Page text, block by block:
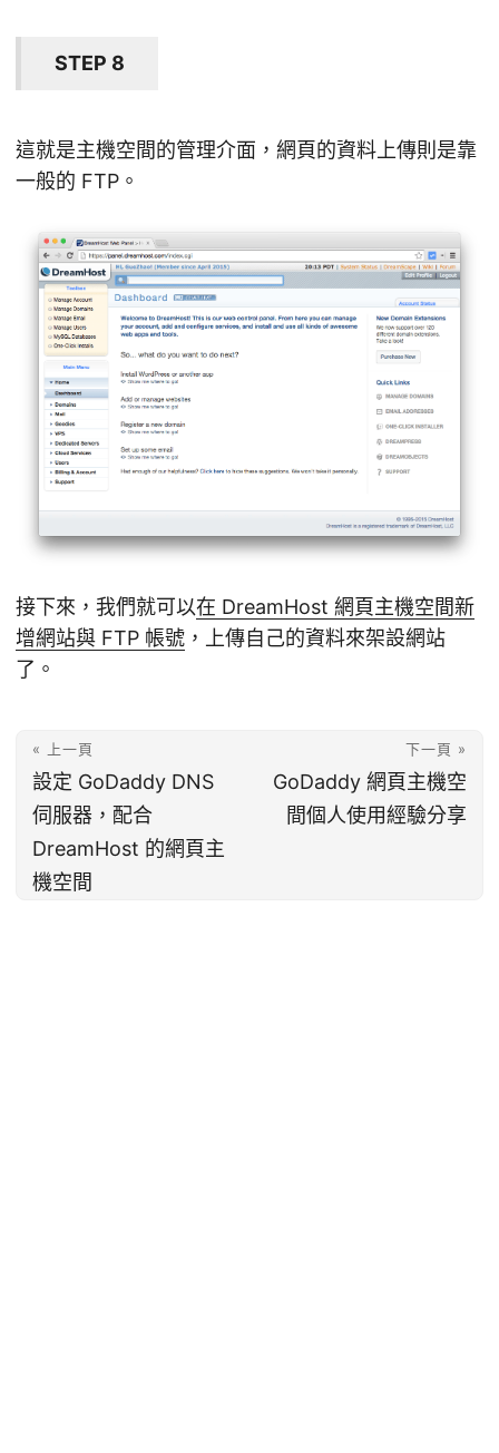
STEP 8
這就是主機空間的管理介面，網頁的資料上傳則是靠
一般的 FTP。
接下來，我們就可以在 DreamHost 網頁主機空間新
增網站與 FTP 帳號 ，上傳自己的資料來架設網站
了。
« 上一頁
設定 GoDaddy DNS
伺服器，配合
DreamHost 的網頁主
機空間
下一頁 »
GoDaddy 網頁主機空
間個人使用經驗分享